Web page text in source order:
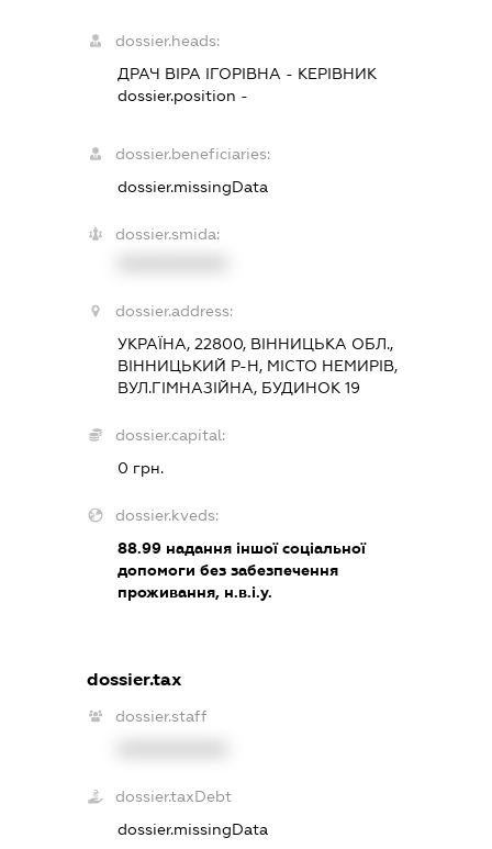
dossier.heads:
ДРАЧ ВІРА ІГОРІВНА - КЕРІВНИК
dossier.position -
dossier.beneficiaries:
dossier.missingData
dossier.smida:
dossier.address:
УКРАЇНА, 22800, ВІННИЦЬКА ОБЛ.,
ВІННИЦЬКИЙ Р-Н, МІСТО НЕМИРІВ,
ВУЛ.ГІМНАЗІЙНА, БУДИНОК 19
dossier.capital:
0 грн.
dossier.kveds:
88.99 надання іншої соціальної
допомоги без забезпечення
проживання, н.в.і.у.
dossier.tax
dossier.staff
dossier.taxDebt
dossier.missingData